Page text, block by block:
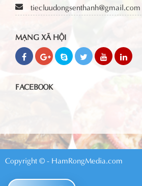
tiecluudongsenthanh@gmail.com
MẠNG XÃ HỘI
FACEBOOK
Copyright © - HamRongMedia.com